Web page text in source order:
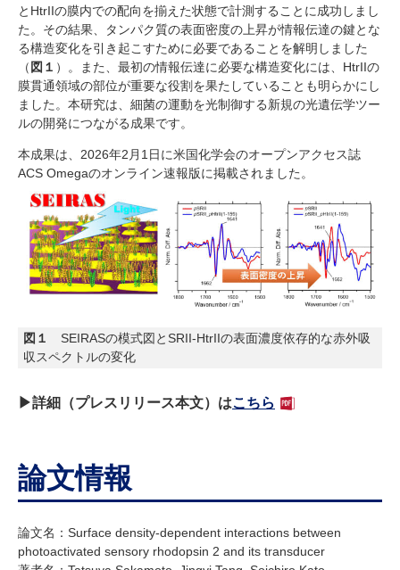
とHtrIIの膜内での配向を揃えた状態で計測することに成功しまし
た。その結果、タンパク質の表面密度の上昇が情報伝達の鍵とな
る構造変化を引き起こすために必要であることを解明しました
（ 図１ ）。また、最初の情報伝達に必要な構造変化には、HtrIIの
膜貫通領域の部位が重要な役割を果たしていることも明らかにし
ました。本研究は、細菌の運動を光制御する新規の光遺伝学ツー
ルの開発につながる成果です。
本成果は、2026年2月1日に米国化学会のオープンアクセス誌
ACS Omegaのオンライン速報版に掲載されました。
図１
SEIRASの模式図とSRII-HtrIIの表面濃度依存的な赤外吸
収スペクトルの変化
▶詳細（プレスリリース本文）はこちら
論文情報
論文名：Surface density-dependent interactions between
photoactivated sensory rhodopsin 2 and its transducer